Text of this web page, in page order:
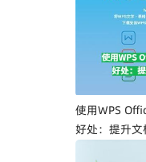
一步教你创
使用WPS
好处：提升